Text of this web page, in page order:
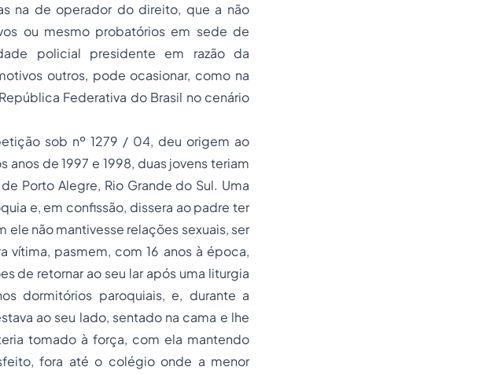
na de operador do direito, que a não
ou mesmo probatórios em sede de
policial presidente em razão da
outros, pode ocasionar, como na
Federativa do Brasil no cenário
sob nº 1279 / 04, deu origem ao
anos de 1997 e 1998, duas jovens teriam
Porto Alegre, Rio Grande do Sul. Uma
e, em confissão, dissera ao padre ter
não mantivesse relações sexuais, ser
vítima, pasmem, com 16 anos à época,
de retornar ao seu lar após uma liturgia
dormitórios paroquiais, e, durante a
ao seu lado, sentado na cama e lhe
tomado à força, com ela mantendo
fora até o colégio onde a menor